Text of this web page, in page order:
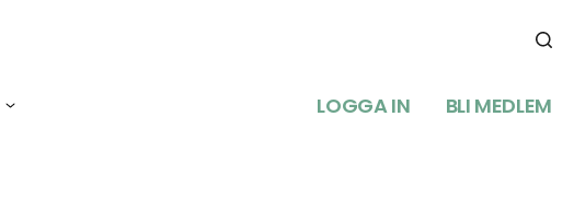
LOGGA IN BLI MEDLEM